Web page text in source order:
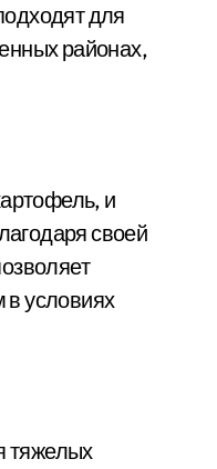
для
районах,
и
своей
в условиях
тяжелых